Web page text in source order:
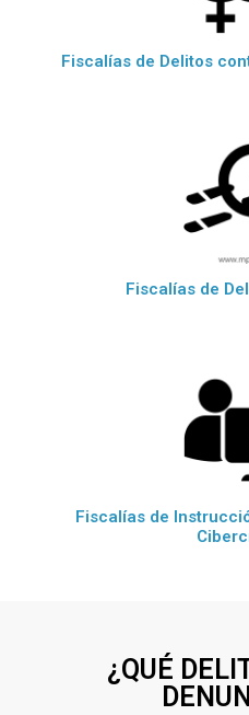
Fiscalías de Delitos
Fiscalías de
Fiscalías de
¿QUÉ